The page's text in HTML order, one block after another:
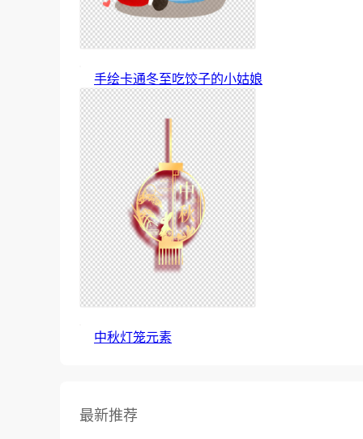
手绘卡通冬至吃饺子的小姑娘
中秋灯笼元素
最新推荐